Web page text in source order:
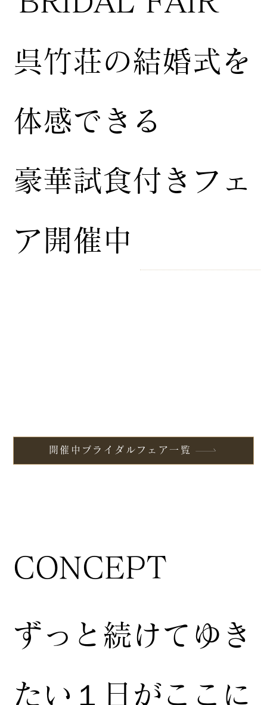
CONCEPT
ずっと続けてゆき
たい１日がここに
開催中ブライダルフェア一覧
​呉竹荘の結婚式を
体感できる
豪華試食付きフェ
ア開催中